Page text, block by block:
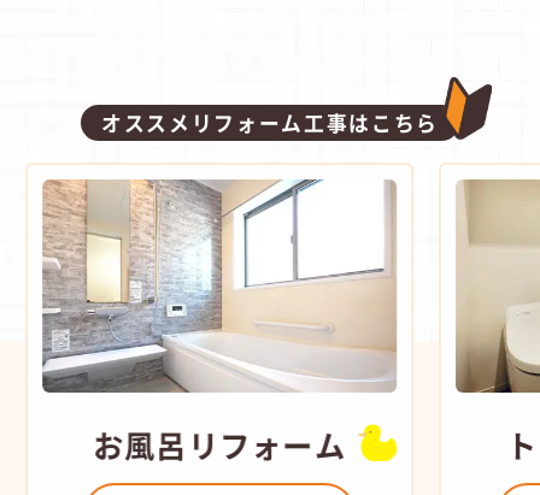
オススメリフォーム工事はこちら
お風呂 リフォーム